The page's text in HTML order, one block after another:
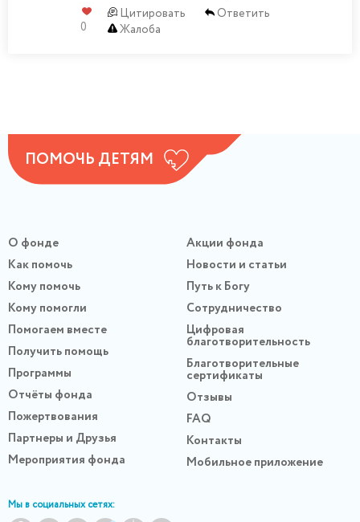
0
Цитировать
Ответить
Жалоба
ПОМОЧЬ ДЕТЯМ
О фонде
Как помочь
Кому помочь
Кому помогли
Помогаем вместе
Получить помощь
Программы
Отчёты фонда
Пожертвования
Партнеры и Друзья
Мероприятия фонда
Акции фонда
Новости и статьи
Путь к Богу
Сотрудничество
Цифровая
благотворительность
Благотворительные
сертификаты
Отзывы
FAQ
Контакты
Мобильное приложение
Мы в социальных сетях: